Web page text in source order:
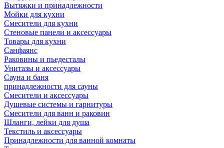
Вытяжки и принадлежности
Мойки для кухни
Смесители для кухни
Стеновые панели и аксессуары
Товары для кухни
Санфаянс
Раковины и пьедесталы
Унитазы и аксессуары
Сауна и баня
принадлежности для сауны
Смесители и аксессуары
Душевые системы и гарнитуры
Смесители для ванн и раковин
Шланги, лейки для душа
Текстиль и аксессуары
Принадлежности для ванной комнаты